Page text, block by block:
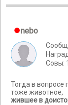
nebo
Cовы:
Тогда в вопросе
тоже животное,
жившее в